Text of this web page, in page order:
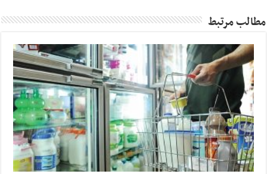
مطالب مرتبط